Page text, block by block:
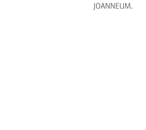
JOANNEUM.